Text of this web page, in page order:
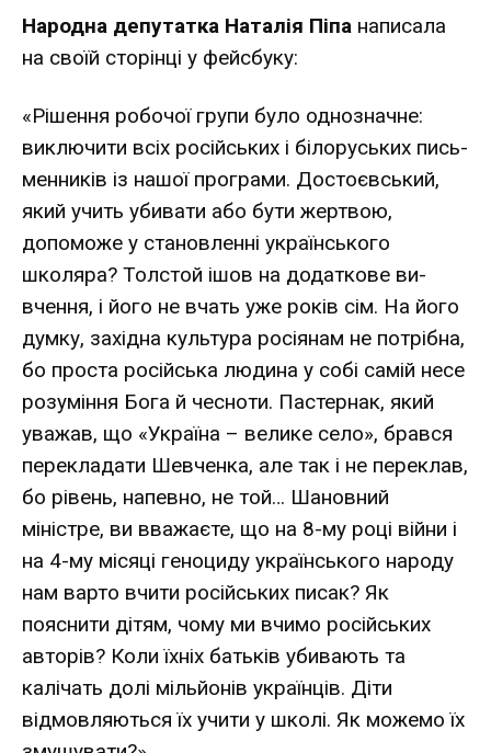
Народна депутатка Наталія Піпа написала
на сво­їй сторінці у фейсбуку:
«Рішення робочої групи було од­нозначне:
виключити всіх російських і білоруських пись­
менників із нашої програми. Достоєвський,
який учить убивати або бути жертвою,
допоможе у становленні українського
школяра? Толстой ішов на додаткове ви­
вчення, і його не вчать уже років сім. На його
думку, за­хідна культура росіянам не потрібна,
бо проста росій­ська людина у собі самій несе
розуміння Бога й чесноти. Пастернак, який
уважав, що «Україна – велике село», брався
перекладати Шевченка, але так і не переклав,
бо рівень, напевно, не той… Шановний
міністре, ви вва­жаєте, що на 8-му році війни і
на 4-му місяці геноциду українського народу
нам варто вчити російських писак? Як
пояснити дітям, чому ми вчимо російських
авторів? Коли їхніх батьків убивають та
калічать долі мільйонів українців. Діти
відмовляються їх учити у школі. Як мо­жемо їх